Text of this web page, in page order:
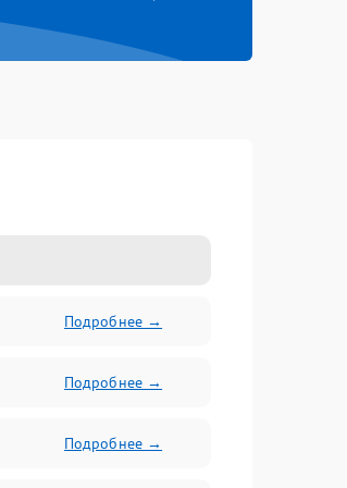
Подробнее →
Подробнее →
Подробнее →